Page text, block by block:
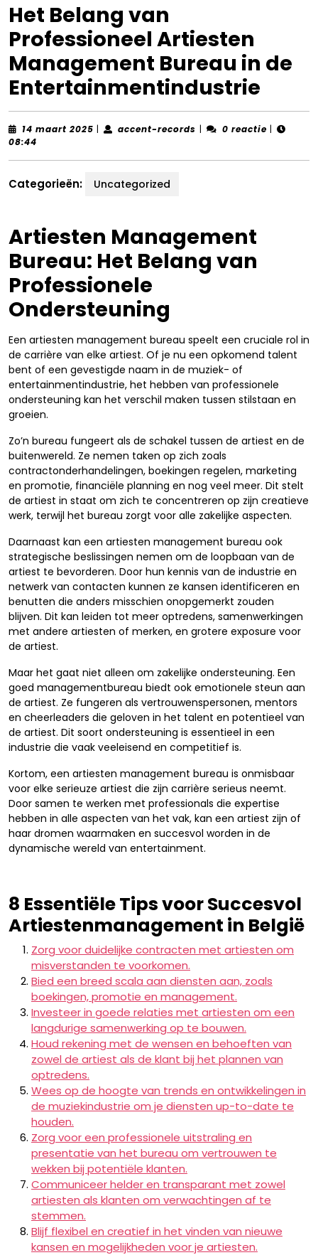
Het Belang van
Professioneel Artiesten
Management Bureau in de
Entertainmentindustrie
14 maart 2025 14| accent-records accent-
| 0 reactie |
08:44
Categorieën: Uncategorized
Artiesten Management
Bureau: Het Belang van
Professionele
Ondersteuning
Een artiesten management bureau speelt een cruciale rol in
de carrière van elke artiest. Of je nu een opkomend talent
bent of een gevestigde naam in de muziek- of
entertainmentindustrie, het hebben van professionele
ondersteuning kan het verschil maken tussen stilstaan en
groeien.
Zo’n bureau fungeert als de schakel tussen de artiest en de
buitenwereld. Ze nemen taken op zich zoals
contractonderhandelingen, boekingen regelen, marketing
en promotie, financiële planning en nog veel meer. Dit stelt
de artiest in staat om zich te concentreren op zijn creatieve
werk, terwijl het bureau zorgt voor alle zakelijke aspecten.
Daarnaast kan een artiesten management bureau ook
strategische beslissingen nemen om de loopbaan van de
artiest te bevorderen. Door hun kennis van de industrie en
netwerk van contacten kunnen ze kansen identificeren en
benutten die anders misschien onopgemerkt zouden
blijven. Dit kan leiden tot meer optredens, samenwerkingen
met andere artiesten of merken, en grotere exposure voor
de artiest.
Maar het gaat niet alleen om zakelijke ondersteuning. Een
goed managementbureau biedt ook emotionele steun aan
de artiest. Ze fungeren als vertrouwenspersonen, mentors
en cheerleaders die geloven in het talent en potentieel van
de artiest. Dit soort ondersteuning is essentieel in een
industrie die vaak veeleisend en competitief is.
Kortom, een artiesten management bureau is onmisbaar
voor elke serieuze artiest die zijn carrière serieus neemt.
Door samen te werken met professionals die expertise
hebben in alle aspecten van het vak, kan een artiest zijn of
haar dromen waarmaken en succesvol worden in de
dynamische wereld van entertainment.
8 Essentiële Tips voor Succesvol
Artiestenmanagement in België
Zorg voor duidelijke contracten met artiesten om
misverstanden te voorkomen.
Bied een breed scala aan diensten aan, zoals
boekingen, promotie en management.
Investeer in goede relaties met artiesten om een
langdurige samenwerking op te bouwen.
Houd rekening met de wensen en behoeften van
zowel de artiest als de klant bij het plannen van
optredens.
Wees op de hoogte van trends en ontwikkelingen in
de muziekindustrie om je diensten up-to-date te
houden.
Zorg voor een professionele uitstraling en
presentatie van het bureau om vertrouwen te
wekken bij potentiële klanten.
Communiceer helder en transparant met zowel
artiesten als klanten om verwachtingen af te
stemmen.
Blijf flexibel en creatief in het vinden van nieuwe
kansen en mogelijkheden voor je artiesten.